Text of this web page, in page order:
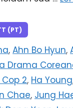
(PT)
,Ahn Bo Hyun,
Drama
Cop 2, Ha Young
Chae, Jung